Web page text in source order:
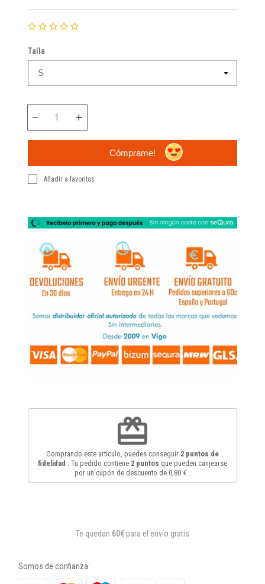
Talla
Cómprame!
Añadir a favoritos
redeem
Comprando este artículo, puedes conseguir 2 puntos de
fidelidad
. Tu pedido contiene 2 puntos que pueden canjearse
por un cupón de descuento de 0,80 €
Te quedan 60€ para el envío gratis
Somos de confianza: